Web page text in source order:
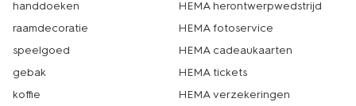
handdoeken
raamdecoratie
speelgoed
gebak
koffie
HEMA herontwerpwedstrijd
HEMA fotoservice
HEMA cadeaukaarten
HEMA tickets
HEMA verzekeringen